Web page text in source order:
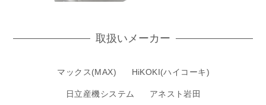
取扱いメーカー
マックス(MAX) HiKOKI(ハイコーキ)
日立産機システム アネスト岩田